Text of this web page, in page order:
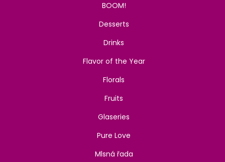
BOOM!
Desserts
Drinks
Flavor of the Year
Florals
Fruits
Glaseries
Pure Love
Mlsná řada